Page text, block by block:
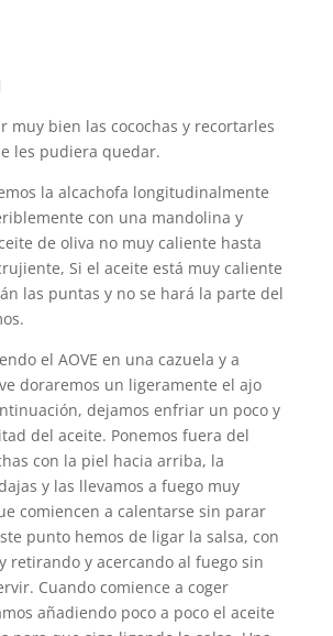
muy bien las cocochas y recortarles
les pudiera quedar.
la alcachofa longitudinalmente
con una mandolina y
de oliva no muy caliente hasta
Si el aceite está muy caliente
las puntas y no se hará la parte del
el AOVE en una cazuela y a
doraremos un ligeramente el ajo
dejamos enfriar un poco y
del aceite. Ponemos fuera del
con la piel hacia arriba, la
y las llevamos a fuego muy
comiencen a calentarse sin parar
punto hemos de ligar la salsa, con
retirando y acercando al fuego sin
Cuando comience a coger
añadiendo poco a poco el aceite